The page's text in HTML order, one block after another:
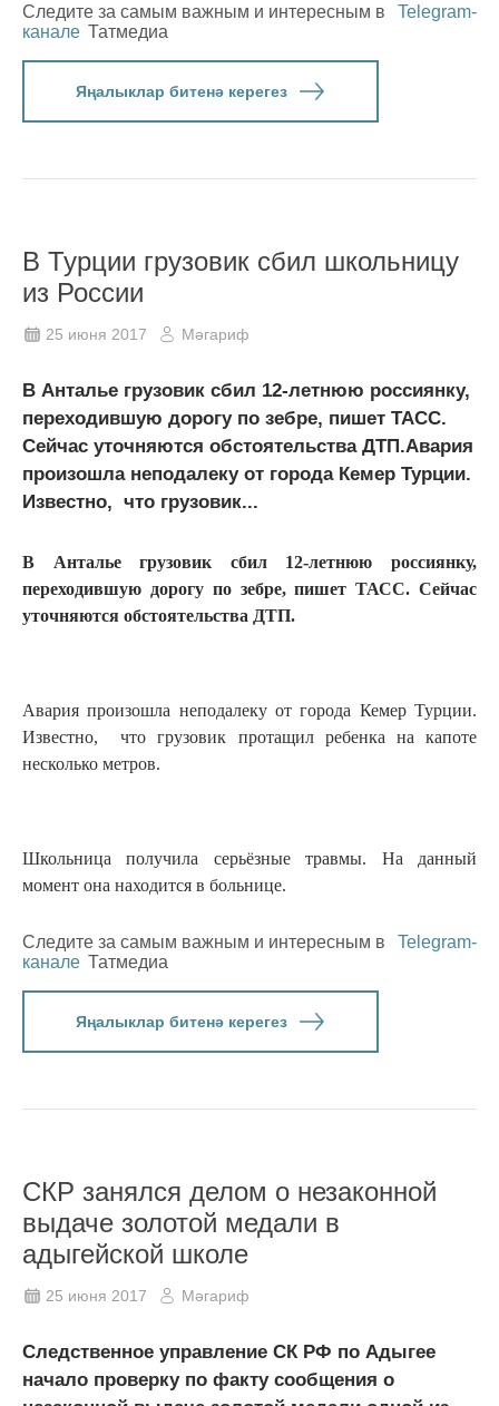
Следите за самым важным и интересным в
Telegram-
канале Татмедиа
Яңалыклар битенә керегез
В Турции грузовик сбил школьницу
из России
25 июня 2017 Мәгариф
В Анталье грузовик сбил 12-летнюю россиянку,
переходившую дорогу по зебре, пишет ТАСС.
Сейчас уточняются обстоятельства ДТП.Авария
произошла неподалеку от города Кемер Турции.
Известно, что грузовик...
В Анталье грузовик сбил 12-летнюю россиянку,
переходившую дорогу по зебре, пишет ТАСС. Сейчас
уточняются обстоятельства ДТП.
Авария произошла неподалеку от города Кемер Турции.
Известно, что грузовик протащил ребенка на капоте
несколько метров.
Школьница получила серьёзные травмы. На данный
момент она находится в больнице.
Следите за самым важным и интересным в
Telegram-
канале Татмедиа
Яңалыклар битенә керегез
СКР занялся делом о незаконной
выдаче золотой медали в
адыгейской школе
25 июня 2017 Мәгариф
Следственное управление СК РФ по Адыгее
начало проверку по факту сообщения о